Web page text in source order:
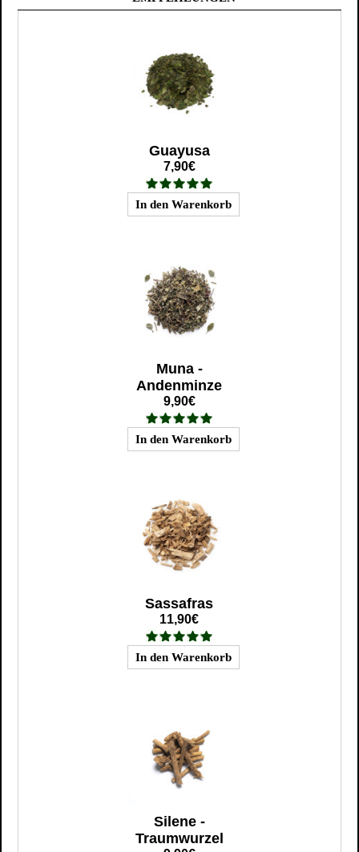
Guayusa
7,90€
Muna -
Andenminze
9,90€
Sassafras
11,90€
Silene -
Traumwurzel